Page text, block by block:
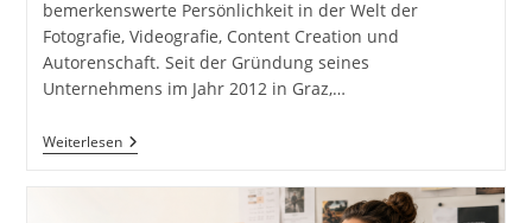
bemerkenswerte Persönlichkeit in der Welt der
Fotografie, Videografie, Content Creation und
Autorenschaft. Seit der Gründung seines
Unternehmens im Jahr 2012 in Graz,…
WeiterlesenMarkus
Flicker